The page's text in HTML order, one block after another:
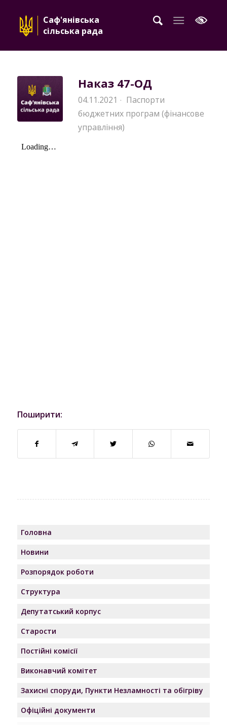
Саф'янівська
сільська рада
Наказ 47-ОД
04.11.2021 · Паспорти
бюджетних програм (фінансове
управління)
Поширити:
Головна
Новини
Розпорядок роботи
Структура
Депутатський корпус
Старости
Постійні комісії
Виконавчий комітет
Захисні споруди, Пункти Незламності та обігріву
Офіційні документи